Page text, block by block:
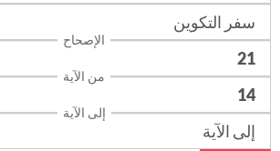
الإصحاح
من الآية
إلى الآية